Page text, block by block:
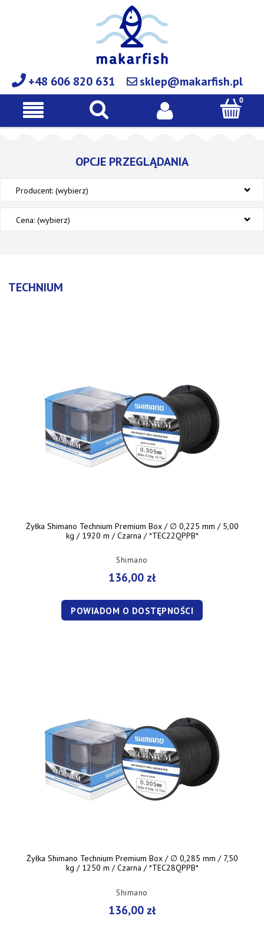
+48 606 820 631 sklep@makarfish.pl
OPCJE PRZEGLĄDANIA
Producent: (wybierz)
Cena: (wybierz)
TECHNIUM
Żyłka Shimano Technium Premium Box / ∅ 0,225 mm / 5,00
kg / 1920 m / Czarna / *TEC22QPPB*
Shimano
136,00 zł
POWIADOM O DOSTĘPNOŚCI
Żyłka Shimano Technium Premium Box / ∅ 0,285 mm / 7,50
kg / 1250 m / Czarna / *TEC28QPPB*
Shimano
136,00 zł